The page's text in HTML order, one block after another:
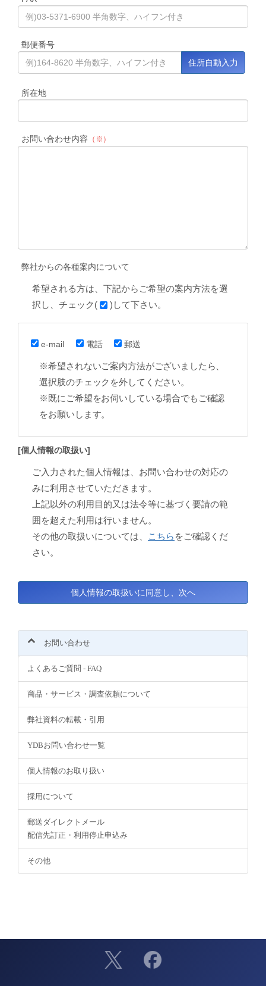
郵便番号
所在地
お問い合わせ内容 （※）
弊社からの各種案内について
希望される方は、下記からご希望の案内方法を選
択し、チェック(
)して下さい。
e-mail 電話 郵送
※希望されないご案内方法がございましたら、
選択肢のチェックを外してください。
※既にご希望をお伺いしている場合でもご確認
をお願いします。
[個人情報の取扱い]
ご入力された個人情報は、お問い合わせの対応の
みに利用させていただきます。
上記以外の利用目的又は法令等に基づく要請の範
囲を超えた利用は行いません。
その他の取扱いについては、
こちら をご確認くだ
さい。
お問い合わせ
よくあるご質問 - FAQ
商品・サービス・調査依頼について
弊社資料の転載・引用
YDBお問い合わせ一覧
個人情報のお取り扱い
採用について
郵送ダイレクトメール
配信先訂正・利用停止申込み
その他